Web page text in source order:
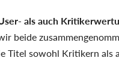
als auch
beide
Titel sowohl Kritikern als